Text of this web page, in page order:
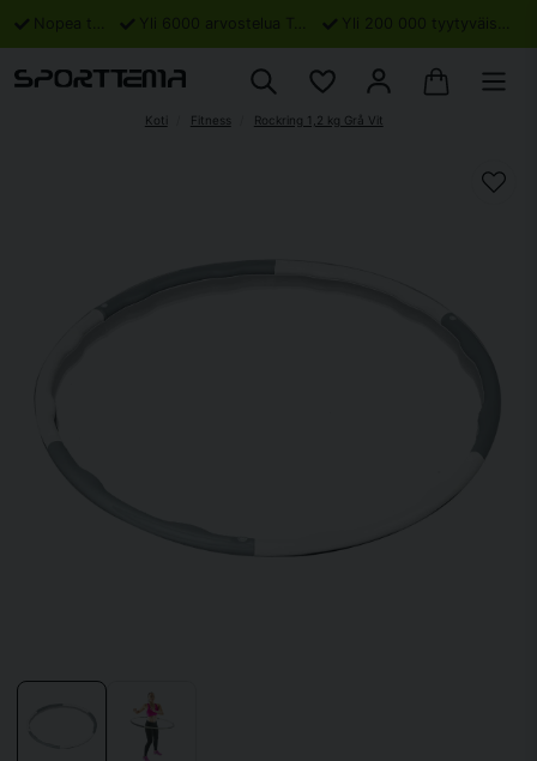
Nopea toimitus Yli 6000 arvostelua Trustpilotissa Yli 200 000 tyytyväistä asiakasta
Koti Fitness Rockring 1,2 kg Grå Vit